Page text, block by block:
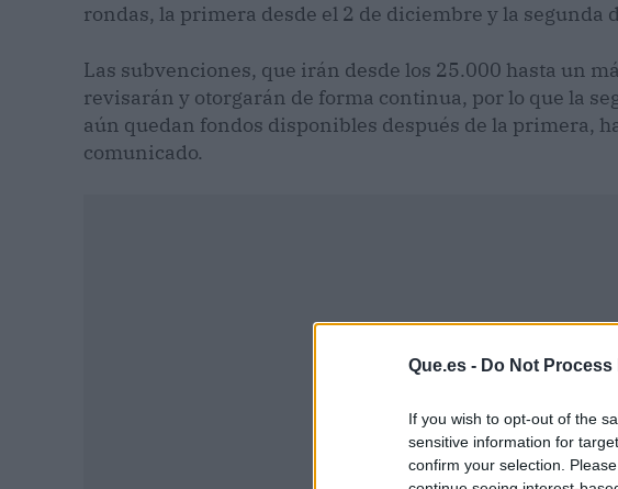
Que.es - Do Not
If you wish to opt-out of the
sensitive information for
confirm your selection.
rondas, la primera desde el 2 de diciembre y la segunda
Las subvenciones, que irán desde los 25.000 hasta un
revisarán y otorgarán de forma continua, por lo que la
aún quedan fondos disponibles después de la primera,
comunicado.